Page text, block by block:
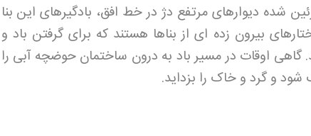
شده دیوارهای مرتفع دژ در خط افق، بادگیرهای این بنا
بیرون زده ای از بناها هستند که برای گرفتن باد و
گاهی اوقات در مسیر باد به درون ساختمان حوضچه آبی را
شود و گرد و خاک را بزداید.